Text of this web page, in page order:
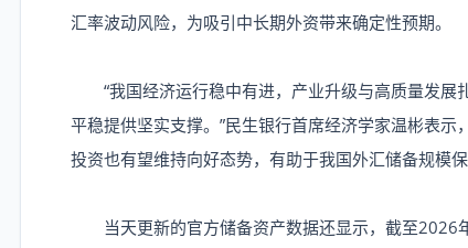
汇率波动风险，为吸引中长期外资带来确定性预期。
“我国经济运行稳中有进，产业升级与高质量发展
平稳提供坚实支撑。”民生银行首席经济学家温彬表
投资也有望维持向好态势，有助于我国外汇储备规模保
当天更新的官方储备资产数据还显示，截至2026